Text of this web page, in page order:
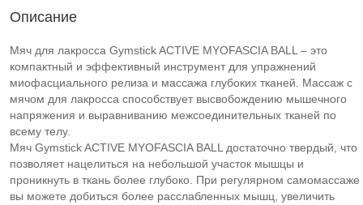
Описание
Мяч для лакросса Gymstick ACTIVE MYOFASCIA BALL – это
компактный и эффективный инструмент для упражнений
миофасциального релиза и массажа глубоких тканей. Массаж с
мячом для лакросса способствует высвобождению мышечного
напряжения и выравниванию межсоединительных тканей по
всему телу.
Мяч Gymstick ACTIVE MYOFASCIA BALL достаточно твердый, что
позволяет нацелиться на небольшой участок мышцы и
проникнуть в ткань более глубоко. При регулярном самомассаже
вы можете добиться более расслабленных мышц, увеличить